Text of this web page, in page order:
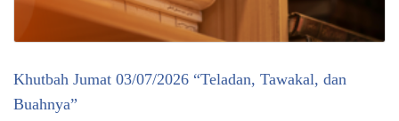
Khutbah Jumat 03/07/2026 “Teladan, Tawakal, dan
Buahnya”